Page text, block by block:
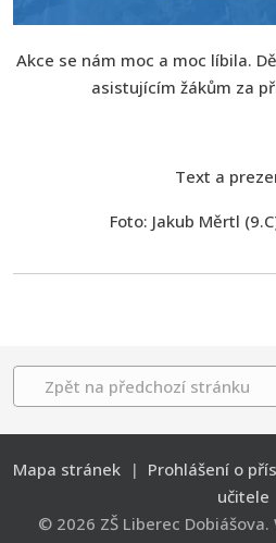
Akce se nám moc a moc líbila.
asistujícím žákům za
Text a
Foto: Jakub Měrtl
Zpět na předchozí stránku
Mapa stránek | Prohlášení o
učitele
© 2026 ZŠ Liberec Dobiášova.